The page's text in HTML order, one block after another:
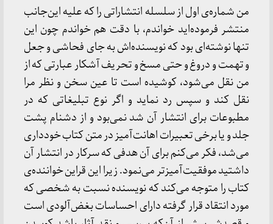
من شماره‌ی اول از سلسله انتشاراتی را كه علیه این‌جانب
منتشر فرموده‌اید خواندم، با دقت هم خواندم چون این
تنها نوشته‌ای بود كه نویسنده‌اش به جای فحاشی و جعل
و تهمت و دروغ و حتی مسخ و تحریف آشكار عبارتی كه از
من نقل می‌شود، كوشیده است تا عین سخن و نظر مرا
نقل كند و سپس رد نماید و اگر نوع تبلیغاتی كه در
مطبوعات برای انتشار آن شد نمی‌بود و از دشنام پشت
جلد و یا برخی تعبیرات اهانت‌آمیز در متن كتاب خودداری
می‌شد، فكر می‌كنم برای آن هدفی كه سركار در انتشار آن
داشتید موفقیت‌آمیزتر می‌نمود. زیرا این قراین خواننده‌ی
كتاب را متوجه می‌كند كه نویسنده نسبت به شخصی كه
مورد انتقاد قرار گرفته دارای احساسات بغض‌آلودی است